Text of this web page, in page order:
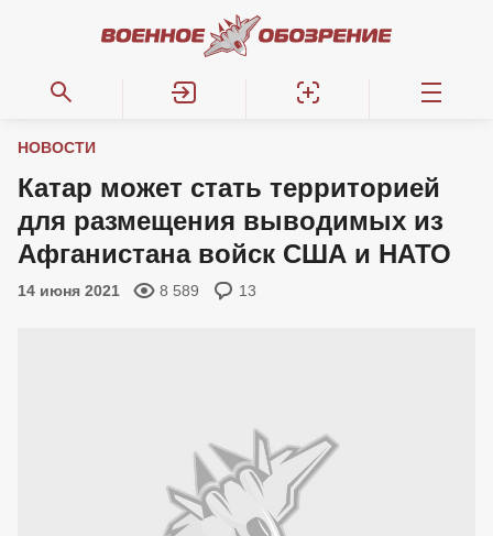
НОВОСТИ
Катар может стать территорией
для размещения выводимых из
Афганистана войск США и НАТО
14 июня 2021 8 589 13